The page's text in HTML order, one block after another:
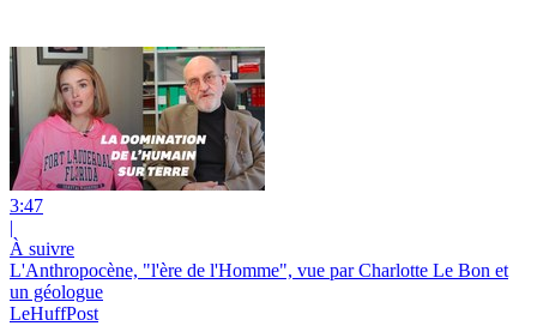
3:47
|
À suivre
L'Anthropocène, "l'ère de l'Homme", vue par Charlotte Le Bon et
un géologue
LeHuffPost